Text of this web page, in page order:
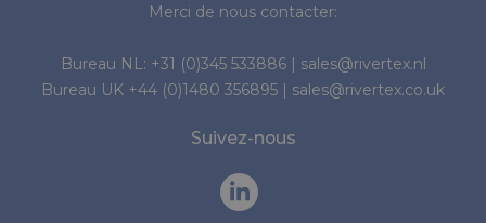
Merci de nous contacter:
Bureau NL: +31 (0)345 533886| sales@rivertex.nl
Bureau UK +44 (0)1480 356895 | sales@rivertex.co.uk
Suivez-nous